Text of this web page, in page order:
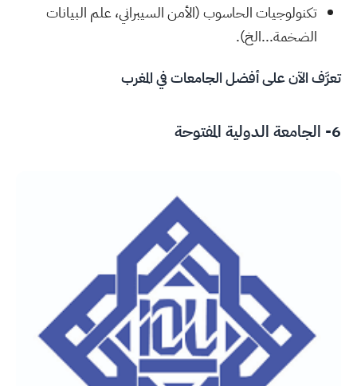
تكنولوجيات الحاسوب (الأمن السيبراني، علم البيانات
الضخمة...الخ).
تعرَّف الآن علىأفضل الجامعات في المغرب
6- الجامعة الدولية المفتوحة